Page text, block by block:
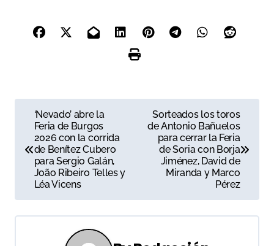
g
‘Nevado’ abre la
Feria de Burgos
2026 con la corrida
de Benítez Cubero
para Sergio Galán,
João Ribeiro Telles y
Léa Vicens
Sorteados los toros
de Antonio Bañuelos
para cerrar la Feria
de Soria con Borja
Jiménez, David de
Miranda y Marco
Pérez